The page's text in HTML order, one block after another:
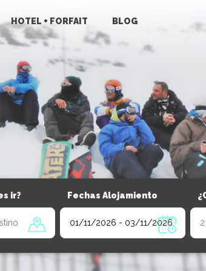
HOTEL + FORFAIT BLOG
ir? Fechas Alojamiento